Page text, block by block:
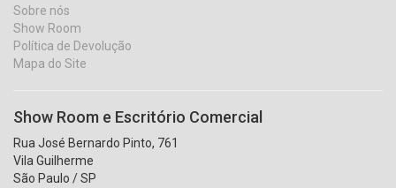
Sobre nós
Show Room
Política de Devolução
Mapa do Site
Show Room e Escritório Comercial
Rua José Bernardo Pinto, 761
Vila Guilherme
São Paulo / SP